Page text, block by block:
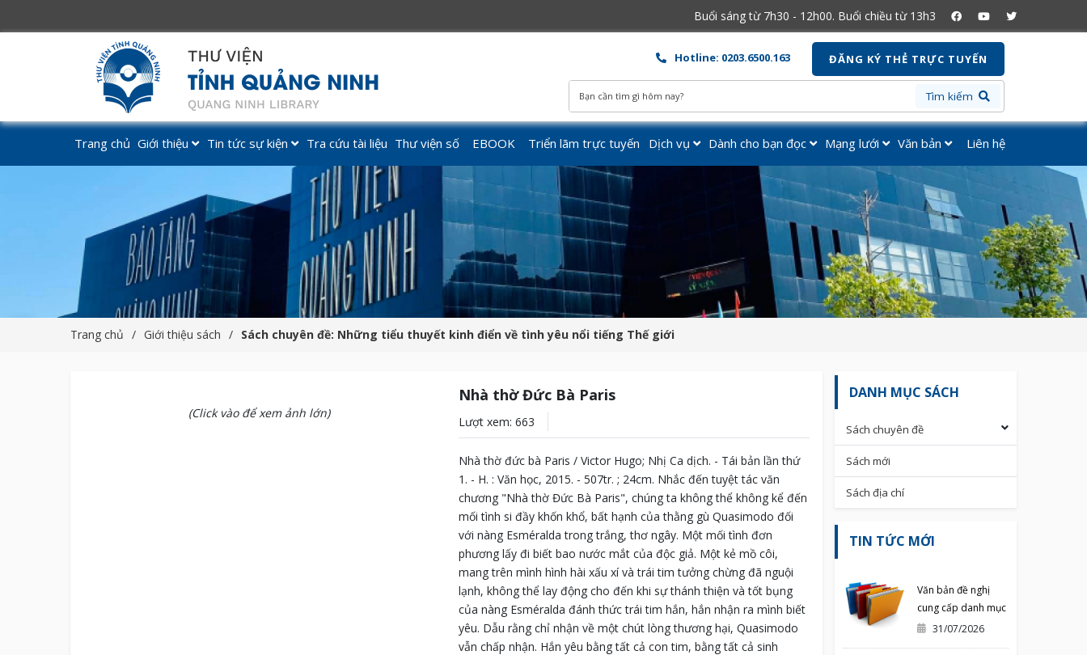
Mở cửa các ngày từ Thứ 3 – Chủ Nhật hàng tuần. Buổi sáng từ 7h30 - 12h00. Buổi chiều từ 13h30 - 16h30
Hotline: 0203.6500.163 ĐĂNG KÝ THẺ TRỰC TUYẾN
Tìm kiếm
Trang chủ Giới thiệu Tin tức sự kiện Tra cứu tài liệu Thư viện số EBOOK Triển lãm trực tuyến Dịch vụ Dành cho bạn đọc Mạng lưới Văn bản Liên hệ
Trang chủ Giới thiệu sách Sách chuyên đề: Những tiểu thuyết kinh điển về tình yêu nổi tiếng Thế giới
(Click vào để xem ảnh lớn)
Nhà thờ Đức Bà Paris
Lượt xem: 663
Nhà thờ đức bà Paris / Victor Hugo; Nhị Ca dịch. - Tái bản lần thứ
1. - H. : Văn học, 2015. - 507tr. ; 24cm. Nhắc đến tuyệt tác văn
chương "Nhà thờ Đức Bà Paris", chúng ta không thể không kể đến
mối tình si đầy khốn khổ, bất hạnh của thằng gù Quasimodo đối
với nàng Esméralda trong trắng, thơ ngây. Một mối tình đơn
phương lấy đi biết bao nước mắt của độc giả. Một kẻ mồ côi,
mang trên mình hình hài xấu xí và trái tim tưởng chừng đã nguội
lạnh, không thể lay động cho đến khi sự thánh thiện và tốt bụng
của nàng Esméralda đánh thức trái tim hắn, hắn nhận ra mình biết
yêu. Dẫu rằng chỉ nhận về một chút lòng thương hại, Quasimodo
vẫn chấp nhận. Hắn yêu bằng tất cả con tim, bằng tất cả sinh
DANH MỤC SÁCH
Sách chuyên đề
Sách mới
Sách địa chí
TIN TỨC MỚI
Văn bản đề nghị
cung cấp danh mục
sách in đã được
31/07/2026